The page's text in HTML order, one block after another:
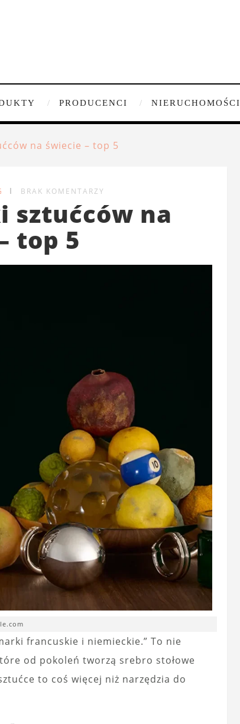
PRODUCENCI NIERUCHOMOŚCI
na świecie – top 5
BRAK KOMENTARZY
sztućców na
top 5
francuskie i niemieckie.” To nie
od pokoleń tworzą srebro stołowe
to coś więcej niż narzędzia do